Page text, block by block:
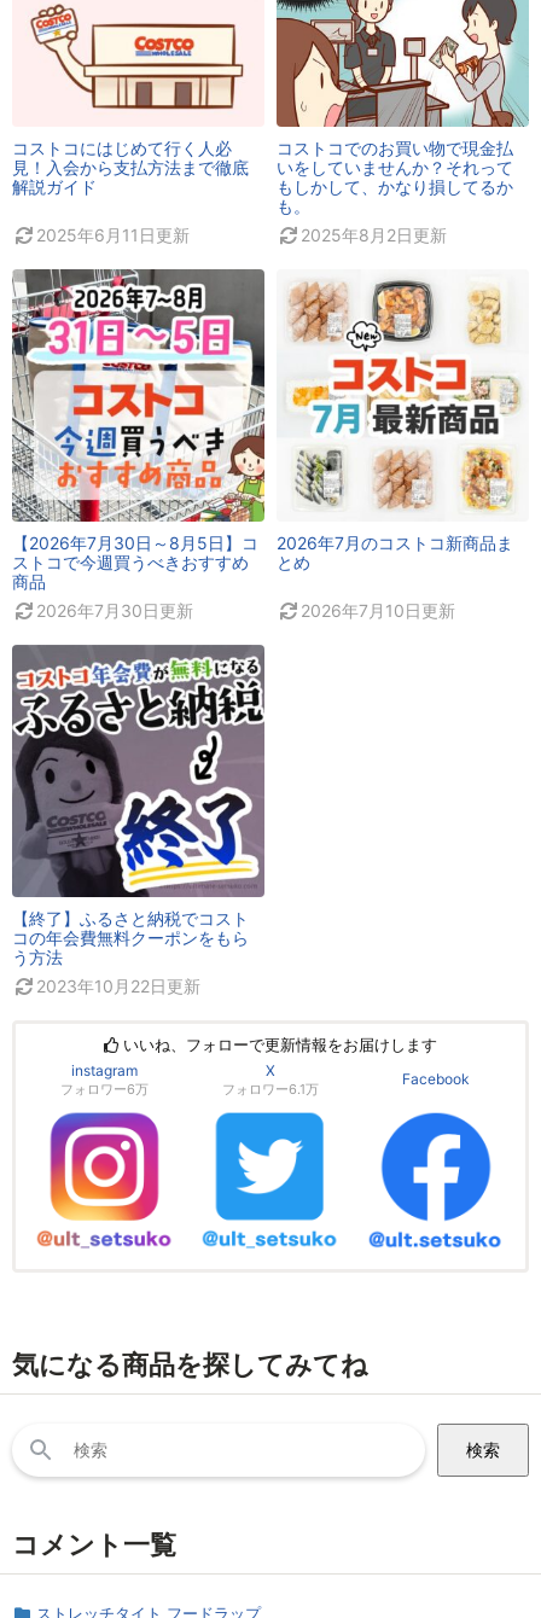
コストコにはじめて行く人必
見！入会から支払方法まで徹底
解説ガイド
2025年6月11日更新
コストコでのお買い物で現金払
いをしていませんか？それって
もしかして、かなり損してるか
も。
2025年8月2日更新
【2026年7月30日～8月5日】コ
ストコで今週買うべきおすすめ
商品
2026年7月30日更新
2026年7月のコストコ新商品ま
とめ
2026年7月10日更新
【終了】ふるさと納税でコスト
コの年会費無料クーポンをもら
う方法
2023年10月22日更新
いいね、フォローで更新情報をお届けします
instagram
フォロワー6万
X
フォロワー6.1万
Facebook
気になる商品を探してみてね
索:
コメント一覧
ストレッチタイト フードラップ